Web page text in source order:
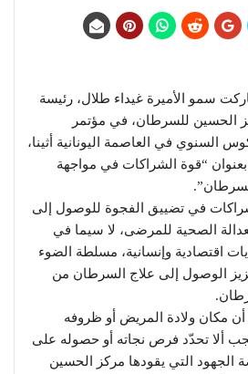
– حزيران 2026 / شاركت سمو الأميرة غيداء طلال، رئيسة
الحسين للسرطان، في مؤتمر
في العاصمة اليونانية أثينا،
“قوة الشراكات في مواجهة
في تضييق الفجوة للوصول إلى
الصحية للمرضى، لا سيما في
اقتصادية وإنسانية، مسلطة الضوء
الوصول إلى علاج السرطان من
مكان ولادة المريض أو ظروفه
يجب ألا تحدّد فرص نجاته أو حصوله على
الجهود التي يقودها مركز الحسين